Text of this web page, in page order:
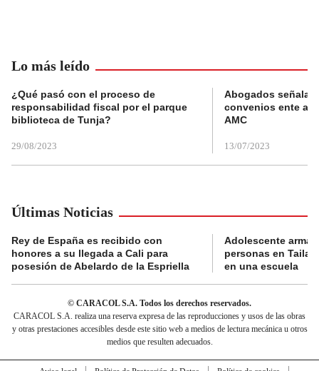
Lo más leído
¿Qué pasó con el proceso de
responsabilidad fiscal por el parque
biblioteca de Tunja?
29/08/2023
Abogados
convenios ente
AMC
13/07/2023
Últimas Noticias
Rey de España es recibido con
honores a su llegada a Cali para
posesión de Abelardo de la Espriella
Adolescente
personas en
en una escuela
© CARACOL S.A. Todos los derechos reservados.
CARACOL S.A. realiza una reserva expresa de las reproducciones y usos de las obras
y otras prestaciones accesibles desde este sitio web a medios de lectura mecánica u otros
medios que resulten adecuados.